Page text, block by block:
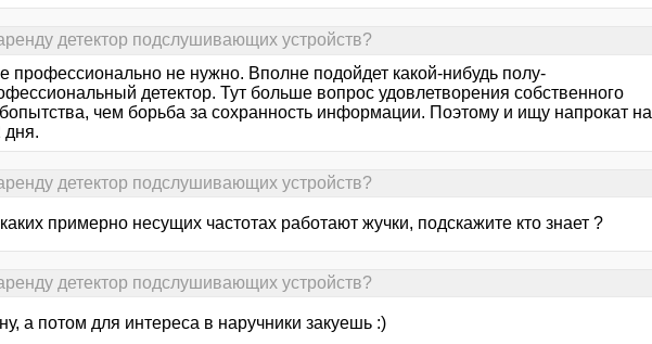
детектор подслушивающих устройств?
профессионально не нужно. Вполне подойдет какой-нибудь полу-
детектор. Тут больше вопрос удовлетворения собственного
чем борьба за сохранность информации. Поэтому и ищу напрокат на
дня.
детектор подслушивающих устройств?
примерно несущих частотах работают жучки, подскажите кто знает ?
детектор подслушивающих устройств?
а потом для интереса в наручники закуешь :)